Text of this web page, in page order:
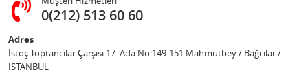
0(212) 513 60 60
Adres
İstoç Toptancılar Çarşısı 17. Ada No:149-151 Mahmutbey / Bağcılar /
İSTANBUL